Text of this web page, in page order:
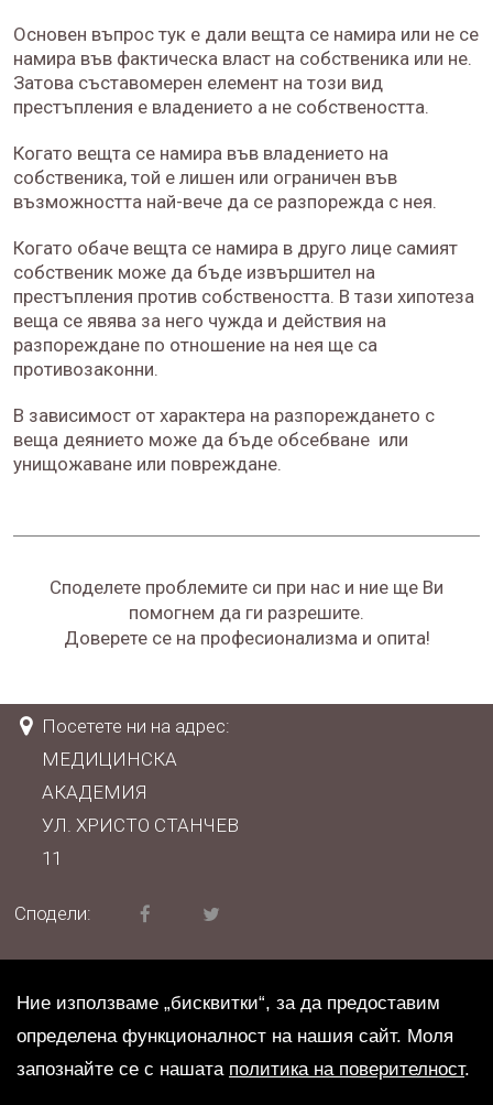
Основен въпрос тук е дали вещта се намира или не се
намира във фактическа власт на собственика или не.
Затова съставомерен елемент на този вид
престъпления е владението а не собствеността.
Когато вещта се намира във владението на
собственика, той е лишен или ограничен във
възможността най-вече да се разпорежда с нея.
Когато обаче вещта се намира в друго лице самият
собственик може да бъде извършител на
престъпления против собствеността. В тази хипотеза
веща се явява за него чужда и действия на
разпореждане по отношение на нея ще са
противозаконни.
В зависимост от характера на разпореждането с
веща деянието може да бъде обсебване или
унищожаване или повреждане.
Споделете проблемите си при нас и ние ще Ви
помогнем да ги разрешите.
Доверете се на професионализма и опита!
Посетете ни на адрес:
МЕДИЦИНСКА
АКАДЕМИЯ
УЛ. ХРИСТО СТАНЧЕВ
11
Сподели:
|Политика на поверителност
Ние използваме „бисквитки“, за да предоставим
определена функционалност на нашия сайт. Моля
запознайте се с нашата политика на поверителност.